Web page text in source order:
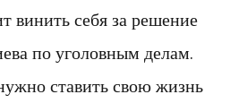
винить себя за решение
по уголовным делам.
ставить свою жизнь